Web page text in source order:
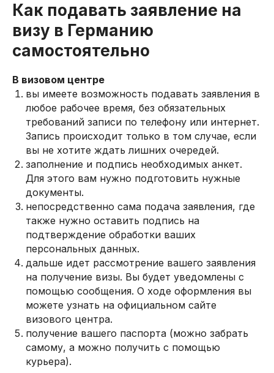
Как подавать заявление на
визу в Германию
самостоятельно
В визовом центре
вы имеете возможность подавать заявления в
любое рабочее время, без обязательных
требований записи по телефону или интернет.
Запись происходит только в том случае, если
вы не хотите ждать лишних очередей.
заполнение и подпись необходимых анкет.
Для этого вам нужно подготовить нужные
документы.
непосредственно сама подача заявления, где
также нужно оставить подпись на
подтверждение обработки ваших
персональных данных.
дальше идет рассмотрение вашего заявления
на получение визы. Вы будет уведомлены с
помощью сообщения. О ходе оформления вы
можете узнать на официальном сайте
визового центра.
получение вашего паспорта (можно забрать
самому, а можно получить с помощью
курьера).